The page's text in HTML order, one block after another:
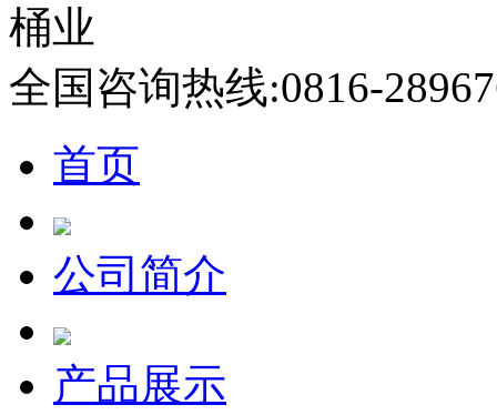
全国咨询热线:0816-
首页
公司简介
产品展示